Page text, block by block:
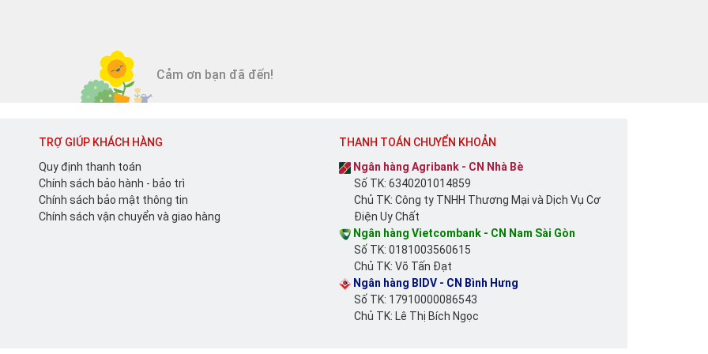
Cảm ơn bạn đã đến!
TRỢ GIÚP KHÁCH HÀNG
Quy định thanh toán
Chính sách bảo hành - bảo trì
Chính sách bảo mật thông tin
Chính sách vận chuyển và giao hàng
THANH TOÁN CHUYỂN KHOẢN
Ngân hàng Agribank - CN Nhà Bè
Số TK: 6340201014859
Chủ TK: Công ty TNHH Thương Mại và Dịch Vụ Cơ
Điện Uy Chất
Ngân hàng Vietcombank - CN Nam Sài Gòn
Số TK: 0181003560615
Chủ TK: Võ Tấn Đạt
Ngân hàng BIDV - CN Bình Hưng
Số TK: 17910000086543
Chủ TK: Lê Thị Bích Ngọc